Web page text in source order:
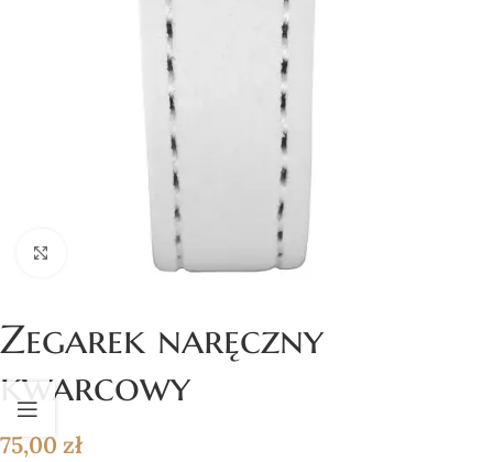
Click to enlarge
Zegarek naręczny
kwarcowy
75,00 zł